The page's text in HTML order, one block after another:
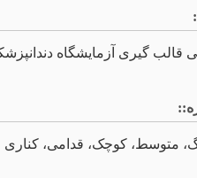
قالب گیری آزمایشگاه
متوسط، کوچک، قدامی، کناری